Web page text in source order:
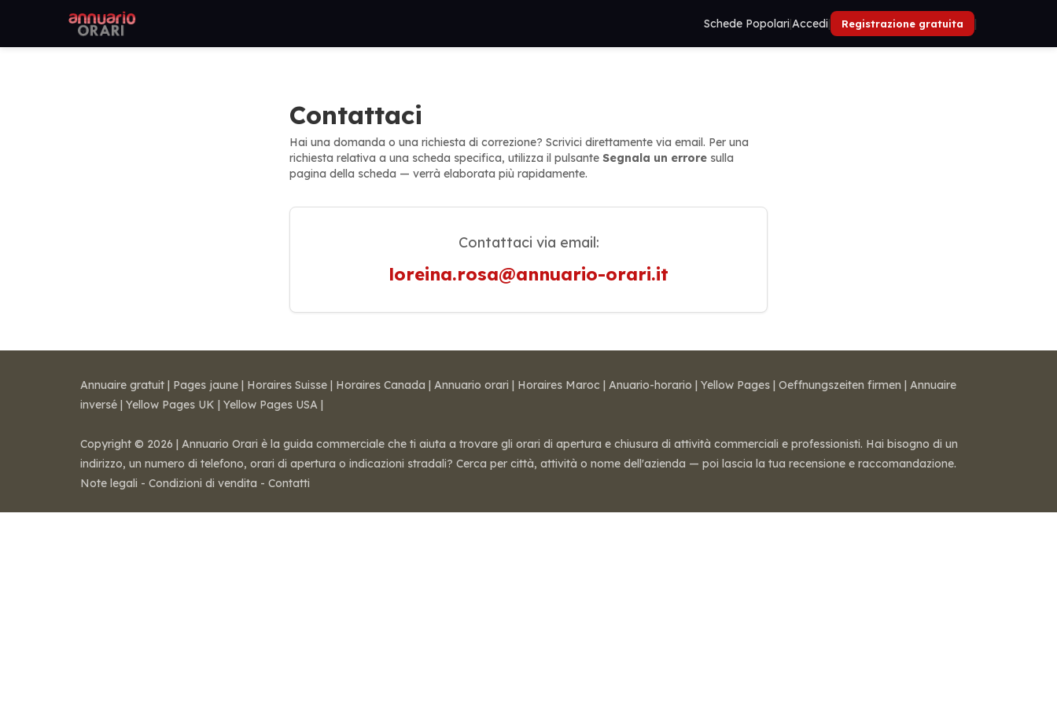
Schede Popolari|Accedi| Registrazione gratuita |
Contattaci
Hai una domanda o una richiesta di correzione? Scrivici direttamente via email. Per una
richiesta relativa a una scheda specifica, utilizza il pulsante Segnala un errore sulla
pagina della scheda — verrà elaborata più rapidamente.
Contattaci via email:
loreina.rosa@annuario-orari.it
Annuaire gratuit | Pages jaune | Horaires Suisse | Horaires Canada | Annuario orari | Horaires Maroc | Anuario-horario | Yellow Pages | Oeffnungszeiten firmen | Annuaire
inversé | Yellow Pages UK | Yellow Pages USA |
Copyright © 2026 | Annuario Orari è la guida commerciale che ti aiuta a trovare gli orari di apertura e chiusura di attività commerciali e professionisti. Hai bisogno di un
indirizzo, un numero di telefono, orari di apertura o indicazioni stradali? Cerca per città, attività o nome dell'azienda — poi lascia la tua recensione e raccomandazione.
Note legali - Condizioni di vendita - Contatti